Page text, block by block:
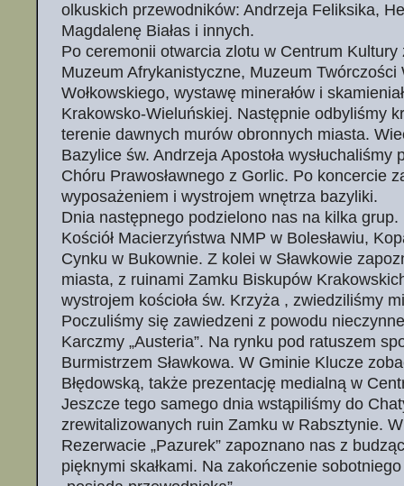
olkuskich przewodników: Andrzeja Feliksika,
Magdalenę Białas i innych.
Po ceremonii otwarcia zlotu w Centrum Kultury
Muzeum Afrykanistyczne, Muzeum Twórczości
Wołkowskiego, wystawę minerałów i
Krakowsko-Wieluńskiej. Następnie odbyliśmy
terenie dawnych murów obronnych miasta.
Bazylice św. Andrzeja Apostoła wysłuchaliśmy
Chóru Prawosławnego z Gorlic. Po koncercie
wyposażeniem i wystrojem wnętrza bazyliki.
Dnia następnego podzielono nas na kilka
Kościół Macierzyństwa NMP w Bolesławiu,
Cynku w Bukownie. Z kolei w Sławkowie
miasta, z ruinami Zamku Biskupów
wystrojem kościoła św. Krzyża , zwiedziliśmy
Poczuliśmy się zawiedzeni z powodu
Karczmy „Austeria”. Na rynku pod ratuszem
Burmistrzem Sławkowa. W Gminie Klucze
Błędowską, także prezentację medialną w
Jeszcze tego samego dnia wstąpiliśmy do
zrewitalizowanych ruin Zamku w Rabsztynie.
Rezerwacie „Pazurek” zapoznano nas z
pięknymi skałkami. Na zakończenie